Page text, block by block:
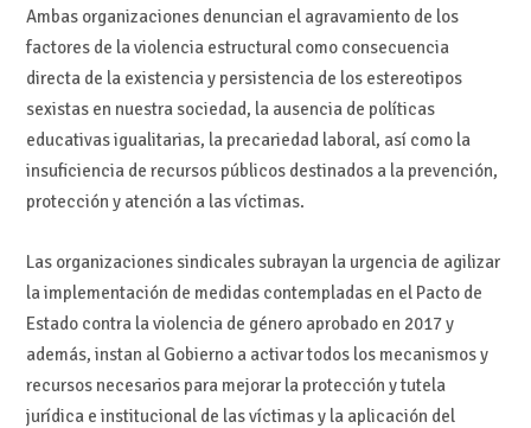
Ambas organizaciones denuncian el agravamiento de los
factores de la violencia estructural como consecuencia
directa de la existencia y persistencia de los estereotipos
sexistas en nuestra sociedad, la ausencia de políticas
educativas igualitarias, la precariedad laboral, así como la
insuficiencia de recursos públicos destinados a la prevención,
protección y atención a las víctimas.
Las organizaciones sindicales subrayan la urgencia de agilizar
la implementación de medidas contempladas en el Pacto de
Estado contra la violencia de género aprobado en 2017 y
además, instan al Gobierno a activar todos los mecanismos y
recursos necesarios para mejorar la protección y tutela
jurídica e institucional de las víctimas y la aplicación del